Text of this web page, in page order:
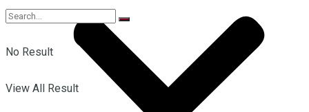
No Result
View All Result